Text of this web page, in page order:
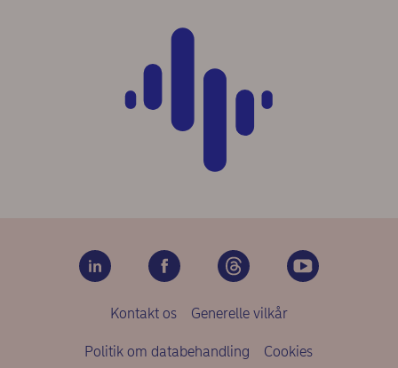
Kontakt os Generelle vilkår
Politik om databehandling Cookies